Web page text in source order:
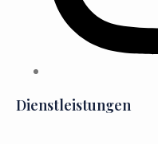
Dienstleistungen